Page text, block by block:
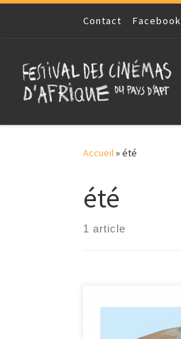
Skip to contentContact Facebook
Accueil»été
été
1 article